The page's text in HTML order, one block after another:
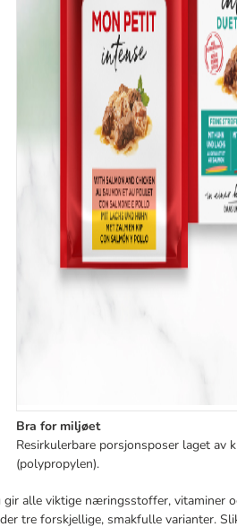
Bra for miljøet
Resirkulerbare porsjonsposer laget av
(polypropylen).
alle viktige næringsstoffer, vitaminer
tre forskjellige, smakfulle varianter.